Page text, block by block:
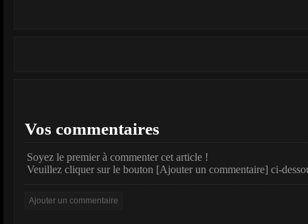
Vos commentaires
Soyez le premier à commenter cet article !
Veuillez cliquer sur le bouton [Ajouter un commentaire] ci-